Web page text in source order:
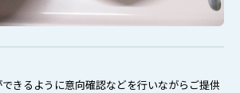
きるように意向確認などを行いながらご提供